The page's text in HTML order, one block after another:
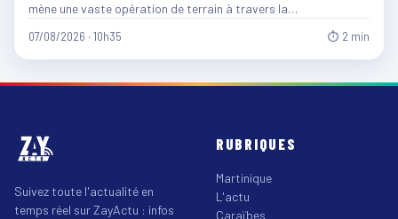
mène une vaste opération de terrain à travers la…
07/08/2026 · 10h35 ⏱ 2 min
Suivez toute l'actualité en
temps réel sur ZayActu : infos
RUBRIQUES
Martinique
L'actu
Caraïbes